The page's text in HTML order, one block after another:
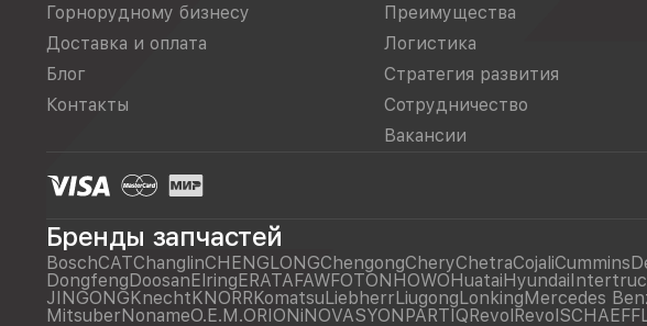
Горнорудному бизнесу
Доставка и оплата
Блог
Контакты
Преимущества
Логистика
Стратегия развития
Сотрудничество
Вакансии
Бренды запчастей
BoschCATChanglinCHENGLONGChengongCheryChetraCojaliCummins
DongfengDoosanElringERATAFAWFOTONHOWOHuataiHyundai
JINGONGKnechtKNORRKomatsuLiebherrLiugongLonkingMercedes
MitsuberNonameO.E.M.ORIONiNOVASYONPARTIQRevolRevol